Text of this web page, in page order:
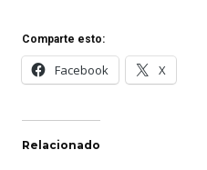
Comparte esto:
Facebook X
Relacionado